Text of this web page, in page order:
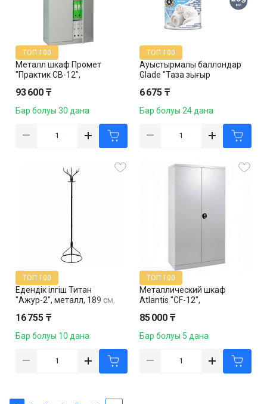
Металл шкаф Промет
"Практик СВ-12",
ТОП 100
93 600 ₸
Бар болуы 30 дана
Ауыстырмалы баллондар
Glade "Таза зығыр
ТОП 100
6 675 ₸
Бар болуы 24 дана
Едендік ілгіш Титан
"Ажур-2", металл, 189 см,
ТОП 100
16 755 ₸
Бар болуы 10 дана
Металлический шкаф
Atlantis "CF-12",
ТОП 100
85 000 ₸
Бар болуы 5 дана